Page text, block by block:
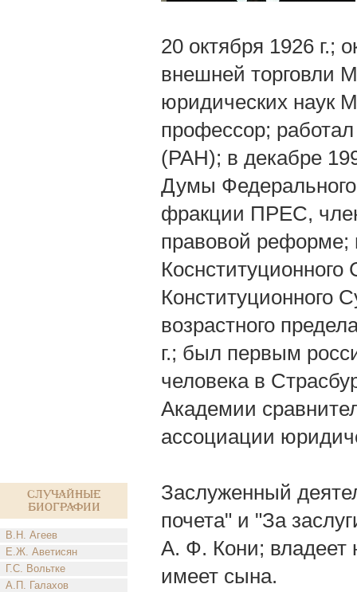
Случайные
биографии
В.Н. Агеев
Е.Ж. Аветисян
Г.С. Вольтке
А.П. Галахов
20 октября 1926 г.;
внешней торговли
юридических наук
профессор;
(РАН); в декабре
Думы
фракции ПРЕС,
правовой реформе;
Конституционного
возрастного
г.; был первым
человека в
Академии
ассоциации
Заслуженный
почета" и "За
А. Ф. Кони; владеет
имеет сына.